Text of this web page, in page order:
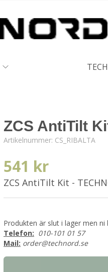
ZCS AntiTilt
Artikelnummer: CS_RIBALTA
541 kr
ZCS AntiTilt Kit -
Produkten är slut i lager men
Telefon: 010-101 01 57
Mail: order@technord.se